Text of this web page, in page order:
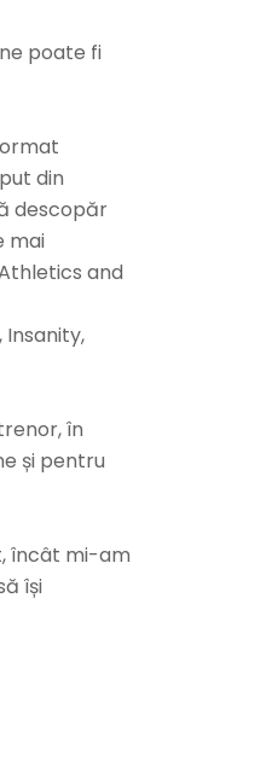
poate fi
din
descopăr
mai
and
Insanity,
în
și pentru
încât mi-am
își